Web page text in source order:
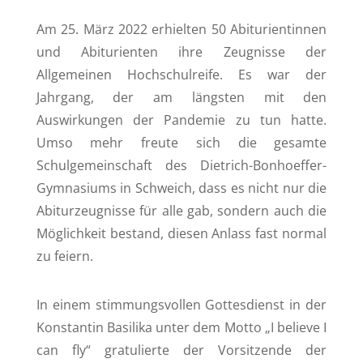
Am 25. März 2022 erhielten 50 Abiturientinnen
und Abiturienten ihre Zeugnisse der
Allgemeinen Hochschulreife. Es war der
Jahrgang, der am längsten mit den
Auswirkungen der Pandemie zu tun hatte.
Umso mehr freute sich die gesamte
Schulgemeinschaft des Dietrich-Bonhoeffer-
Gymnasiums in Schweich, dass es nicht nur die
Abiturzeugnisse für alle gab, sondern auch die
Möglichkeit bestand, diesen Anlass fast normal
zu feiern.
In einem stimmungsvollen Gottesdienst in der
Konstantin Basilika unter dem Motto „I believe I
can fly“ gratulierte der Vorsitzende der